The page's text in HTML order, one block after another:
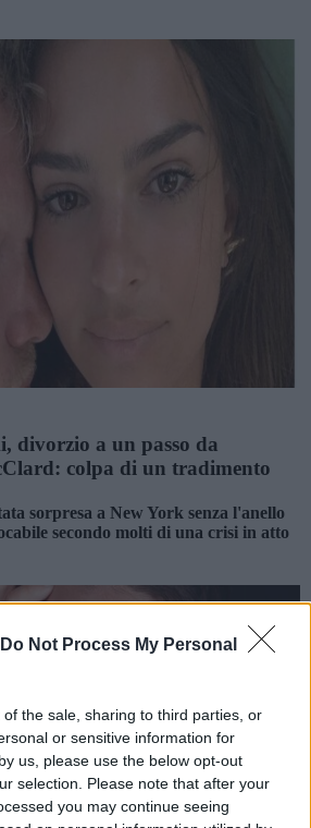
Do Not Process My Personal
the sale, sharing to third parties, or
or sensitive information for
us, please use the below opt-out
selection. Please note that after your
you may continue seeing
divorzio a un passo da
colpa di un tradimento
sorpresa a New York senza l'anello
secondo molti di una crisi in atto